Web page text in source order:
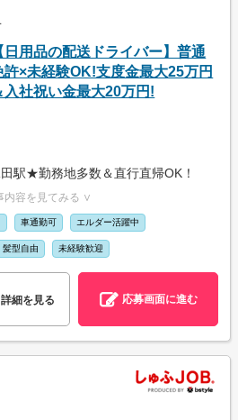
日用品の配送ドライバー】普通
許×未経験OK!支度金最大25万円
入社祝い金最大20万円!
駅★勤務地多数＆直行直帰OK！
内容を見てみる ∨
車通勤可 エルダー活躍中
髪型自由 未経験歓迎
詳細を見る 応募画面に進む